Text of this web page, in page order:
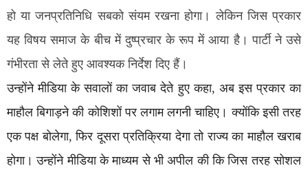
हो या जनप्रतिनिधि सबको संयम रखना होगा। लेकिन जिस प्रकार
यह विषय समाज के बीच में दुष्प्रचार के रूप में आया है। पार्टी ने उसे
गंभीरता से लेते हुए आवश्यक निर्देश दिए हैं।
उन्होंने मीडिया के सवालों का जवाब देते हुए कहा, अब इस प्रकार का
माहौल बिगाड़ने की कोशिशों पर लगाम लगनी चाहिए। क्योंकि इसी तरह
एक पक्ष बोलेगा, फिर दूसरा प्रतिक्रिया देगा तो राज्य का माहौल खराब
होगा। उन्होंने मीडिया के माध्यम से भी अपील की कि जिस तरह सोशल